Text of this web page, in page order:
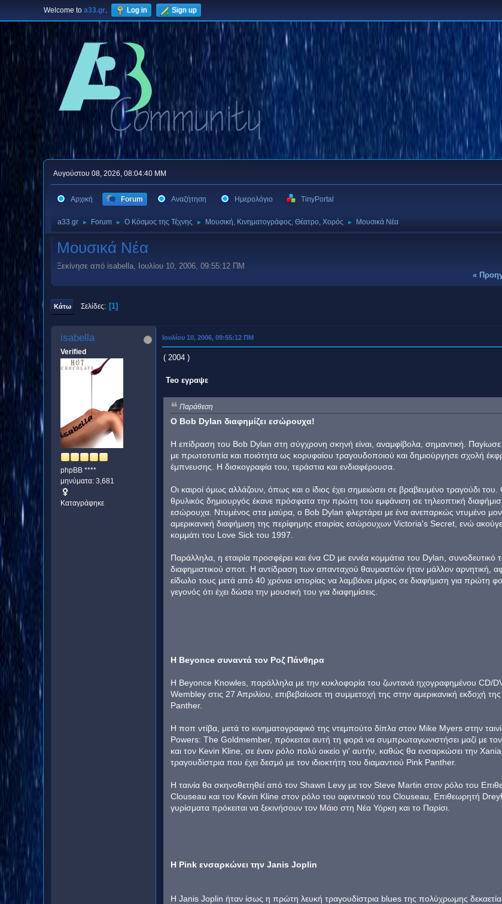
Welcome to a33.gr. Log in Sign up
Αυγούστου 08, 2026, 08:04:40 ΜΜ
Αρχική Forum Αναζήτηση Ημερολόγιο TinyPortal
a33.gr ► Forum ► Ο Κόσμος της Τέχνης ► Μουσική, Κινηματογράφος, Θέατρο, Χορός ► Μουσικά Νέα
Μουσικά Νέα
Ξεκίνησε από isabella, Ιουλίου 10, 2006, 09:55:12 ΠΜ
«
Κάτω Σελίδες 1
isabella
Verified
phpBB ****
μηνύματα: 3,681
Καταγράφηκε
Ιουλίου 10, 2006, 09:55:12 ΠΜ
( 2004 )
Teo εγραψε
Παράθεση
Ο Bob Dylan διαφημίζει εσώρουχα!
Η επίδραση του Bob Dylan στη σύγχρονη σκηνή είναι, αναμφίβολα, σημαντική.
με πρωτοτυπία και ποιότητα ως κορυφαίου τραγουδοποιού και δημιούργησε σχολή
έμπνευσης. Η δισκογραφία του, τεράστια και ενδιαφέρουσα.
Οι καιροί όμως αλλάζουν, όπως και ο ίδιος έχει σημειώσει σε βραβευμένο τραγούδι
θρυλικός δημιουργός έκανε πρόσφατα την πρώτη του εμφάνιση σε τηλεοπτική
εσώρουχα. Ντυμένος στα μαύρα, ο Bob Dylan φλερτάρει με ένα ανεπαρκώς ντυμένο
αμερικανική διαφήμιση της περίφημης εταιρίας εσώρουχων Victoria's Secret, ενώ
κομμάτι του Love Sick του 1997.
Παράλληλα, η εταιρία προσφέρει και ένα CD με εννέα κομμάτια του Dylan, συνοδευτικό
διαφημιστικού σποτ. Η αντίδραση των απανταχού θαυμαστών ήταν μάλλον αρνητική,
είδωλο τους μετά από 40 χρόνια ιστορίας να λαμβάνει μέρος σε διαφήμιση για πρώτη
γεγονός ότι έχει δώσει την μουσική του για διαφημίσεις.
H Beyonce συναντά τον Ροζ Πάνθηρα
Η Beyonce Knowles, παράλληλα με την κυκλοφορία του ζωντανά ηχογραφημένου CD/
Wembley στις 27 Απριλίου, επιβεβαίωσε τη συμμετοχή της στην αμερικανική εκδοχή της
Panther.
Η ποπ ντίβα, μετά το κινηματογραφικό της ντεμπούτο δίπλα στον Mike Myers στην
Powers: The Goldmember, πρόκειται αυτή τη φορά να συμπρωταγωνιστήσει μαζί με
και τον Kevin Kline, σε έναν ρόλο πολύ οικείο γι' αυτήν, καθώς θα ενσαρκώσει την
τραγουδίστρια που έχει δεσμό με τον ιδιοκτήτη του διαμαντιού Pink Panther.
H ταινία θα σκηνοθετηθεί από τον Shawn Levy με τον Steve Martin στον ρόλο του
Clouseau και τον Kevin Kline στον ρόλο του αφεντικού του Clouseau, Επιθεωρητή
γυρίσματα πρόκειται να ξεκινήσουν τον Μάιο στη Νέα Υόρκη και το Παρίσι.
Η Pink ενσαρκώνει την Janis Joplin
Η Janis Joplin ήταν ίσως η πρώτη λευκή τραγουδίστρια blues της πολύχρωμης